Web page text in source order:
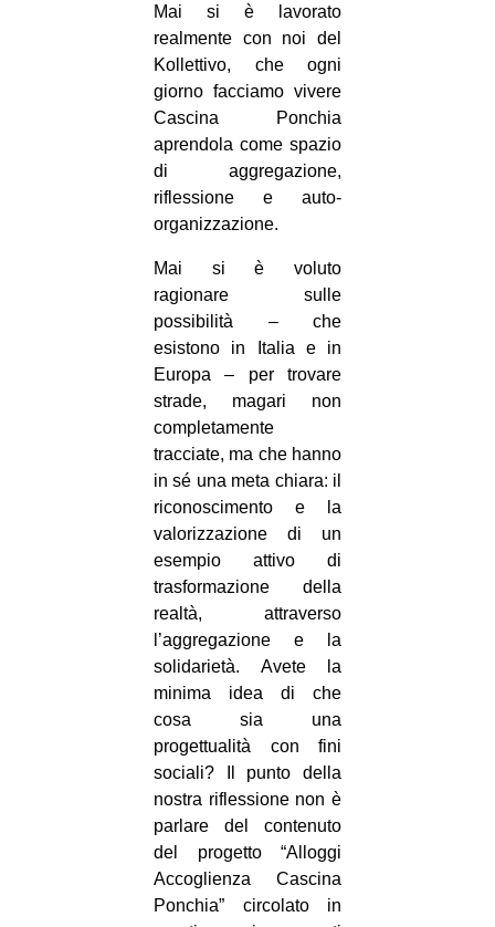
Mai si è lavorato
realmente con noi del
Kollettivo, che ogni
giorno facciamo vivere
Cascina Ponchia
aprendola come spazio
di aggregazione,
riflessione e auto-
organizzazione.
Mai si è voluto
ragionare sulle
possibilità – che
esistono in Italia e in
Europa – per trovare
strade, magari non
completamente
tracciate, ma che hanno
in sé una meta chiara: il
riconoscimento e la
valorizzazione di un
esempio attivo di
trasformazione della
realtà, attraverso
l’aggregazione e la
solidarietà. Avete la
minima idea di che
cosa sia una
progettualità con fini
sociali? Il punto della
nostra riflessione non è
parlare del contenuto
del progetto “Alloggi
Accoglienza Cascina
Ponchia” circolato in